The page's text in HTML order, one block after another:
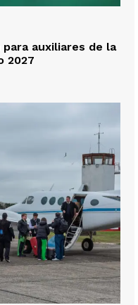
auxiliares de la
2027